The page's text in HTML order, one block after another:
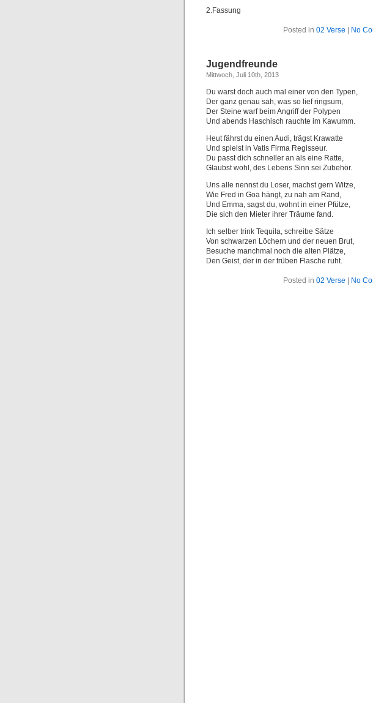
2.Fassung
Posted in 02 Verse No
Jugendfreunde
Mittwoch, Juli 10th, 2013
Du warst doch auch mal einer von den Typen,
Der ganz genau sah, was so lief ringsum,
Der Steine warf beim Angriff der Polypen
Und abends Haschisch rauchte im Kawumm.
Heut fährst du einen Audi, trägst Krawatte
Und spielst in Vatis Firma Regisseur.
Du passt dich schneller an als eine Ratte,
Glaubst wohl, des Lebens Sinn sei Zubehör.
Uns alle nennst du Loser, machst gern Witze,
Wie Fred in Goa hängt, zu nah am Rand,
Und Emma, sagst du, wohnt in einer Pfütze,
Die sich den Mieter ihrer Träume fand.
Ich selber trink Tequila, schreibe Sätze
Von schwarzen Löchern und der neuen Brut,
Besuche manchmal noch die alten Plätze,
Den Geist, der in der trüben Flasche ruht.
Posted in 02 Verse No